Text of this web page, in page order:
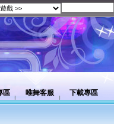
區 唯舞客服 下載專區